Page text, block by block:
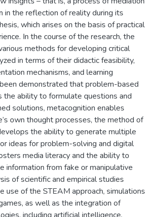
in the reflection of reality during its
which arises on the basis of practical
In the course of the research, the
methods for developing critical
in terms of their didactic feasibility,
mechanisms, and learning
demonstrated that problem-based
the ability to formulate questions and
solutions, metacognition enables
own thought processes, the method of
the ability to generate multiple
ideas for problem-solving and digital
media literacy and the ability to
information from fake or manipulative
of scientific and empirical studies
use of the STEAM approach, simulations
as well as the integration of